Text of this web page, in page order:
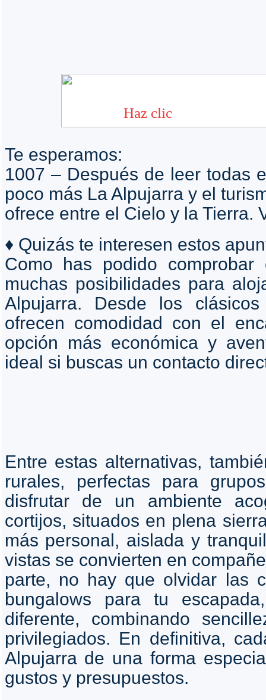
Te esperamos:
1007 – Después de leer todas
poco más La Alpujarra y el
ofrece entre el Cielo y la Tierra.
♦ Quizás te interesen estos
Como has podido
muchas posibilidades para
Alpujarra. Desde los
ofrecen comodidad con el
opción más económica y
ideal si buscas un contacto
Entre estas alternativas,
rurales, perfectas para
disfrutar de un ambiente
cortijos, situados en plena
más personal, aislada y
vistas se convierten en
parte, no hay que olvidar las
bungalows para tu
diferente, combinando
privilegiados. En definitiva,
Alpujarra de una forma
gustos y presupuestos.